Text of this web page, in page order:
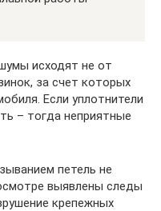
исходят не от
за счет которых
Если уплотнители
– тогда неприятные
петель не
выявлены следы
крепежных